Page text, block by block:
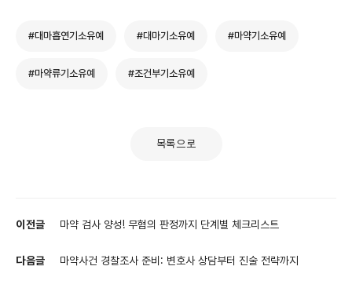
#대마흡연기소유예 #대마기소유예 #마약기소유예
#마약류기소유예 #조건부기소유예
목록으로
이전글 마약 검사 양성! 무혐의 판정까지 단계별 체크리스트
다음글 마약사건 경찰조사 준비: 변호사 상담부터 진술 전략까지